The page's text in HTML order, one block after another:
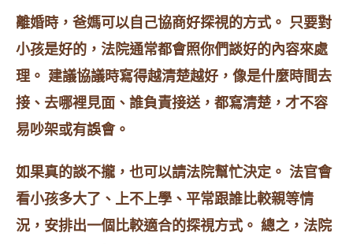
離婚時，爸媽可以自己協商好探視的方式。 只要對
小孩是好的，法院通常都會照你們談好的內容來處
理。 建議協議時寫得越清楚越好，像是什麼時間去
接、去哪裡見面、誰負責接送，都寫清楚，才不容
易吵架或有誤會。
如果真的談不攏，也可以請法院幫忙決定。 法官會
看小孩多大了、上不上學、平常跟誰比較親等情
況，安排出一個比較適合的探視方式。 總之，法院